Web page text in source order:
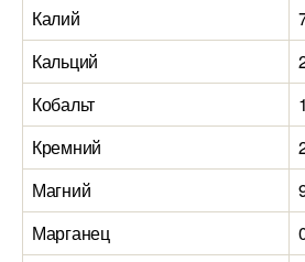
Калий
Кальций
Кобальт
Кремний
Магний
Марганец